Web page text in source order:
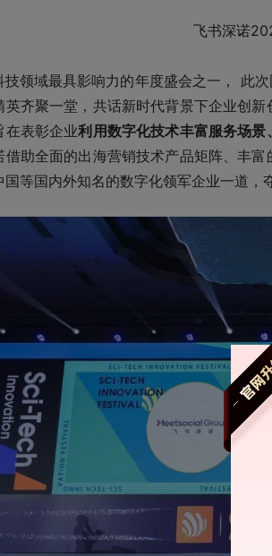
飞书深诺
技领域最具影响力的年度盛会之一， 此
英齐聚一堂，共话新时代背景下企业创
在表彰企业利用数字化技术丰富服务场
借助全面的出海营销技术产品矩阵、丰
国等国内外知名的数字化领军企业一道，